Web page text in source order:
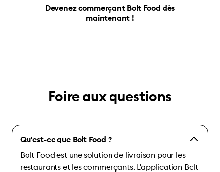
Devenez commerçant Bolt Food dès
maintenant !
Foire aux questions
Qu'est-ce que Bolt Food ?
Bolt Food est une solution de livraison pour les
restaurants et les commerçants. L'application Bolt